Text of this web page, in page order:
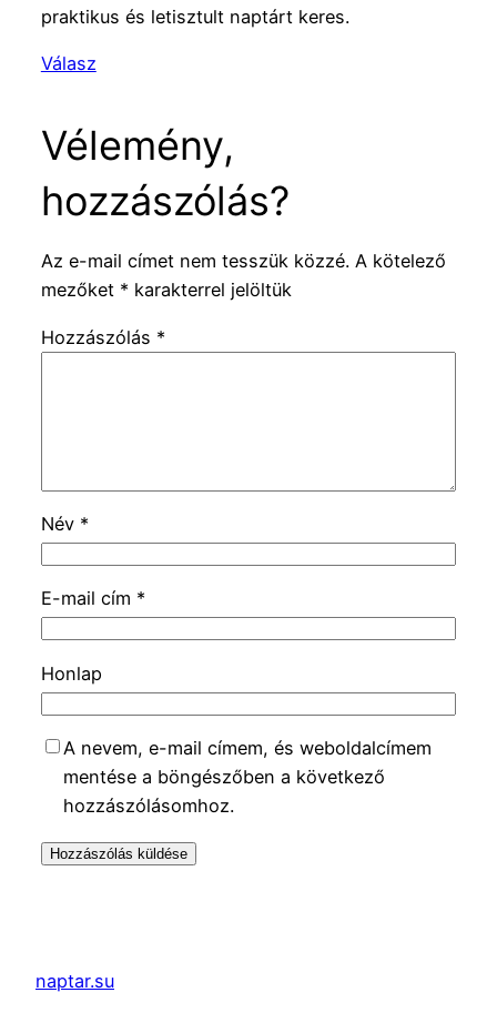
praktikus és letisztult naptárt keres.
Válasz
Vélemény,
hozzászólás?
Az e-mail címet nem tesszük közzé. A kötelező
mezőket * karakterrel jelöltük
Hozzászólás *
Név *
E-mail cím *
Honlap
A nevem, e-mail címem, és weboldalcímem
mentése a böngészőben a következő
hozzászólásomhoz.
naptar.su